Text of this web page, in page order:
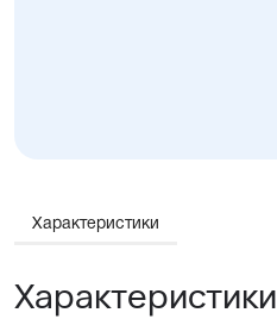
Характеристики
Характеристики